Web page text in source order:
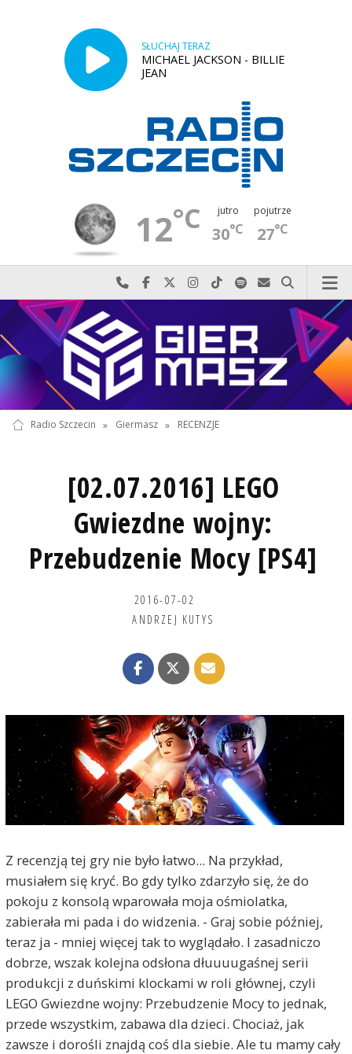
SŁUCHAJ TERAZ
MICHAEL JACKSON - BILLIE
JEAN
12°C jutro
30°C
pojutrze
27°C
Najlepiej po prostu do nas zadzwoń
Odwiedź nas na Facebook-u
Odwiedź nas na X
Odwiedź nas na Instagram-ie
Odwiedź nas na TikTok-u
Szukaj nas na Spotify
Wyślij do nas
Szukaj
Radio Szczecin » Giermasz » RECENZJE
[02.07.2016] LEGO
Gwiezdne wojny:
Przebudzenie Mocy [PS4]
2016-07-02
ANDRZEJ KUTYS
Z recenzją tej gry nie było łatwo... Na przykład,
musiałem się kryć. Bo gdy tylko zdarzyło się, że do
pokoju z konsolą wparowała moja ośmiolatka,
zabierała mi pada i do widzenia. - Graj sobie później,
teraz ja - mniej więcej tak to wyglądało. I zasadniczo
dobrze, wszak kolejna odsłona dłuuuugaśnej serii
produkcji z duńskimi klockami w roli głównej, czyli
LEGO Gwiezdne wojny: Przebudzenie Mocy to jednak,
przede wszystkim, zabawa dla dzieci. Chociaż, jak
zawsze i dorośli znajdą coś dla siebie. Ale tu mamy cały